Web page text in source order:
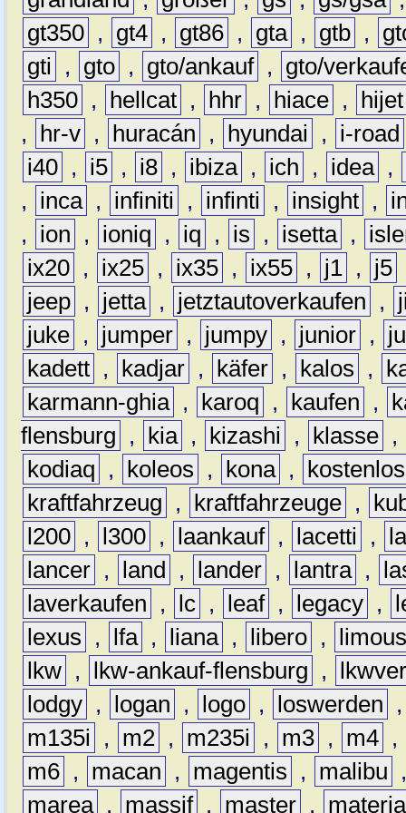
gt350 , gt4 , gt86 , gta , gtb ,
gti
, gto , gto/ankauf ,
gto/
h350 , hellcat , hhr , hiace ,
hijet
,
hr-v , huracán , hyundai ,
i-road
i40 , i5 , i8 , ibiza , ich , idea ,
,
inca , infiniti , infinti , insight ,
,
ion , ioniq , iq , is , isetta ,
ix20 , ix25 , ix35 , ix55 , j1 , j5
jeep , jetta , jetztautoverkaufen ,
juke , jumper , jumpy , junior ,
kadett , kadjar , käfer , kalos ,
karmann-ghia , karoq , kaufen ,
flensburg
, kia , kizashi , klasse ,
kodiaq
, koleos , kona ,
kostenlos
kraftfahrzeug
, kraftfahrzeuge ,
l200 , l300 , laankauf , lacetti ,
lancer , land , lander , lantra ,
laverkaufen
, lc , leaf , legacy ,
lexus
, lfa , liana , libero ,
lkw , lkw-ankauf-flensburg ,
lodgy , logan , logo , loswerden
m135i
, m2 , m235i , m3 , m4 ,
m6 , macan , magentis , malibu
marea , massif , master , materia